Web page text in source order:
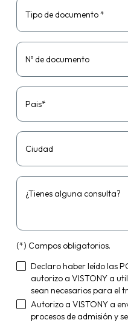
Tipo de documento *
Nº de documento
Pais*
Ciudad
¿Tienes alguna consulta?
(*) Campos obligatorios.
Declaro haber leído las
autorizo a VISTONY a
sean necesarios para el
Autorizo a VISTONY a
procesos de admisión y